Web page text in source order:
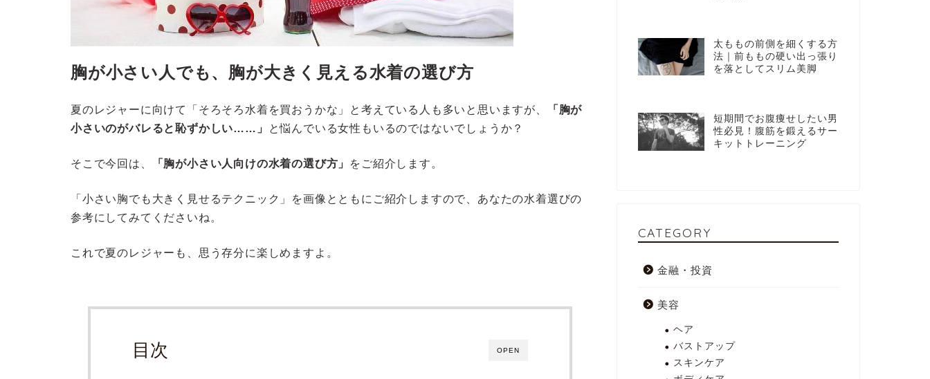
胸が小さい人でも、胸が大きく見える水着の選び方
夏のレジャーに向けて「そろそろ水着を買おうかな」と考えている人も多いと思いますが、
「胸が
小さいのがバレると恥ずかしい……」
と悩んでいる女性もいるのではないでしょうか？
そこで今回は、 「胸が小さい人向けの水着の選び方」 をご紹介します。
「小さい胸でも大きく見せるテクニック」を画像とともにご紹介しますので、あなたの水着選びの
参考にしてみてくださいね。
これで夏のレジャーも、思う存分に楽しめますよ。
OPEN
目次
太ももの前側を細くする方
法｜前ももの硬い出っ張り
を落としてスリム美脚
短期間でお腹痩せしたい男
性必見！腹筋を鍛えるサー
キットトレーニング
CATEGORY
金融・投資
美容
ヘア
バストアップ
スキンケア